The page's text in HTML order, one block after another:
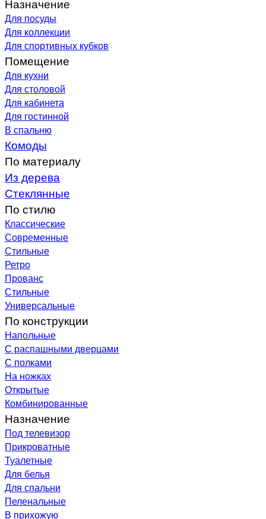
Назначение
Для посуды
Для коллекции
Для спортивных кубков
Помещение
Для кухни
Для столовой
Для кабинета
Для гостинной
В спальню
Комоды
По материалу
Из дерева
Стеклянные
По стилю
Классические
Современные
Стильные
Ретро
Прованс
Стильные
Универсальные
По конструкции
Напольные
С распашными дверцами
С полками
На ножках
Открытые
Комбинированные
Назначение
Под телевизор
Прикроватные
Туалетные
Для белья
Для спальни
Пеленальные
В прихожую